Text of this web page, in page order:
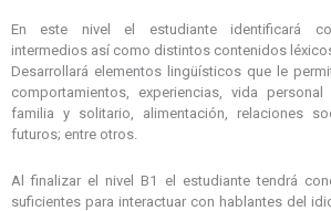
En este nivel el estudiante identificará
intermedios así como distintos contenidos
Desarrollará elementos lingüísticos que le
comportamientos, experiencias, vida
familia y solitario, alimentación, relaciones
futuros; entre otros.
Al finalizar el nivel B1 el estudiante tendrá
suficientes para interactuar con hablantes del